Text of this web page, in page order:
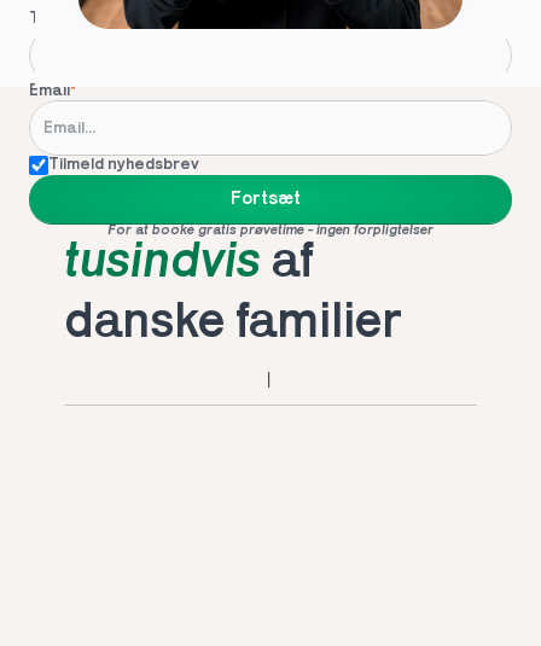
Telefon*
Email*
Tilmeld nyhedsbrev
Fortsæt
For at booke gratis prøvetime - ingen forpligtelser
tusindvis af
danske familier